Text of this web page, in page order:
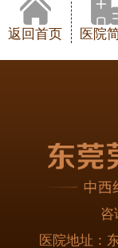
返回首页 医院
咨
医院地址：